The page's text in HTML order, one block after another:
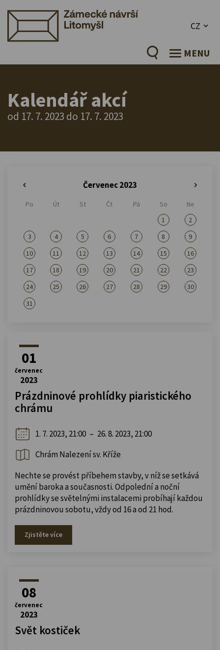
CZ
MENU
Kalendář akcí
od 17. 7. 2023 do 17. 7. 2023
Červenec 2023
Po Út St Čt Pá So
Ne
1
2
3
4 5 6 7 8
9
10
11 12 13 14 15
16
17
18 19 20 21 22
23
24
25 26 27 28 29
30
31
01
červenec
2023
Prázdninové prohlídky piaristického
chrámu
1. 7. 2023, 21:00 – 26. 8. 2023, 21:00
Chrám Nalezení sv. Kříže
Nechte se provést příbehem stavby, v níž se setkává
umění baroka a současnosti. Odpolední a noční
prohlídky se světelnými instalacemi probíhají každou
prázdninovou sobotu, vždy od 16 a od 21 hod.
Zjistěte více
08
červenec
2023
Svět kostiček